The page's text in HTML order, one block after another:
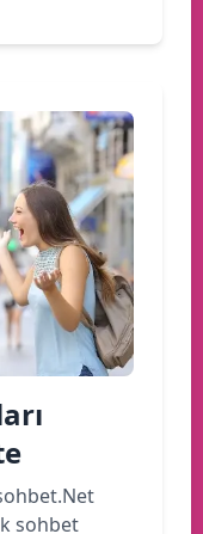
sohbet